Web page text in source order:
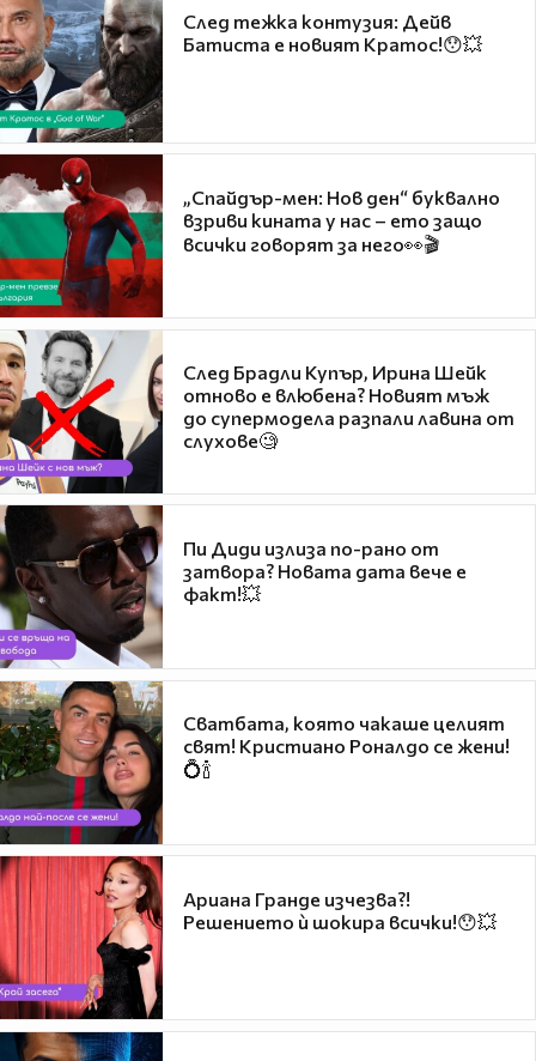
След тежка контузия: Дейв
Батиста е новият Кратос!😯💥
„Спайдър-мен: Нов ден“ буквално
взриви кината у нас – ето защо
всички говорят за него👀🎬
След Брадли Купър, Ирина Шейк
отново е влюбена? Новият мъж
до супермодела разпали лавина от
слухове🧐
Пи Диди излиза по-рано от
затвора? Новата дата вече е
факт!💥
Сватбата, която чакаше целият
свят! Кристиано Роналдо се жени!
💍🍾
Ариана Гранде изчезва?!
Решението ѝ шокира всички!😯💥